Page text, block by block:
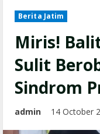
Berita Jatim
Miris!
Sulit
Sindrom
admin 14 October